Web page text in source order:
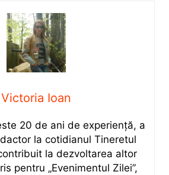
Victoria Ioan
20 de ani de experiență, a
la cotidianul Tineretul
la dezvoltarea altor
pentru „Evenimentul Zilei”,